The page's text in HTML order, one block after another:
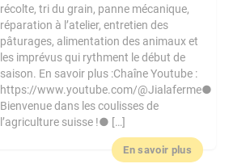
récolte, tri du grain, panne mécanique,
réparation à l’atelier, entretien des
pâturages, alimentation des animaux et
les imprévus qui rythment le début de
saison. En savoir plus :Chaîne Youtube :
https://www.youtube.com/@Jialaferme●
Bienvenue dans les coulisses de
l’agriculture suisse !● […]
En savoir plus